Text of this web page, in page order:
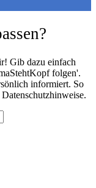
Gib dazu einfach
folgen'.
informiert. So